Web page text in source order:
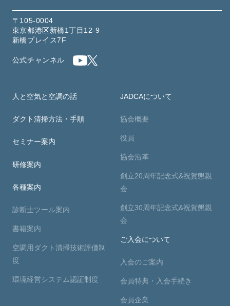
〒105-0004
東京都港区新橋1丁目12-9
新橋プレイス7F
公式チャンネル
人と空気と空調の話
ダクト清掃方法・手順
セミナー案内
研修案内
各種案内
診断士ツール案内
書籍案内
空調用ダクト清掃技術評価制
度
環境経営システム認証制度
JADCAについて
協会概要
役員
協会沿革
創立20周年記念式&祝賀懇親
会
創立30周年記念式&祝賀懇親
会
ご入会について
入会のご案内
会員特典・入会手続き
会員企業